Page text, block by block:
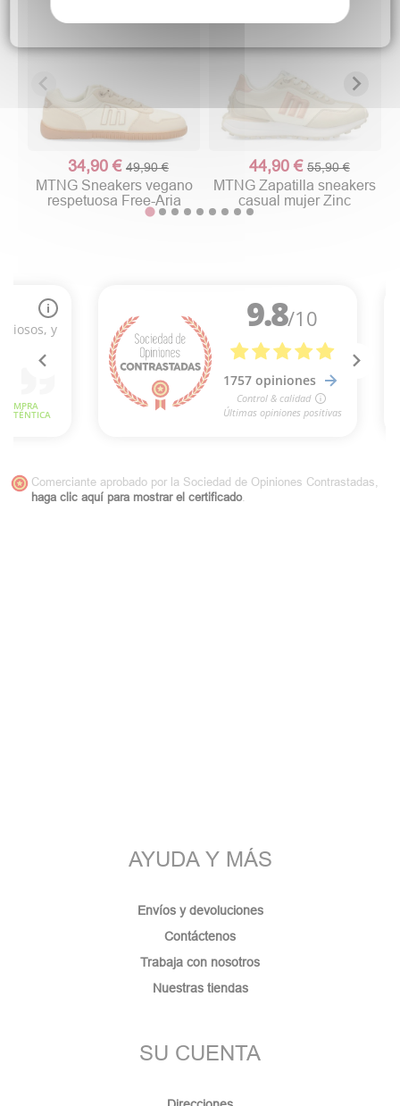
34,90 €49,90 €
MTNG Sneakers vegano
respetuosa Free-Aria
44,90 € 55,90 €
MTNG Zapatilla sneakers
casual mujer Zinc
Comerciante aprobado por la Sociedad de Opiniones Contrastadas,
haga clic aquí para mostrar el certificado.
AYUDA Y MÁS
Envíos y devoluciones
Contáctenos
Trabaja con nosotros
Nuestras tiendas
SU CUENTA